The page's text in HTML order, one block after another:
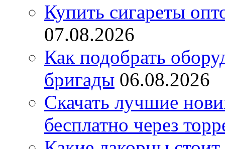
Купить сигареты
07.08.2026
Как подобрать
бригады 06.08.2026
Скачать лучшие
бесплатно через